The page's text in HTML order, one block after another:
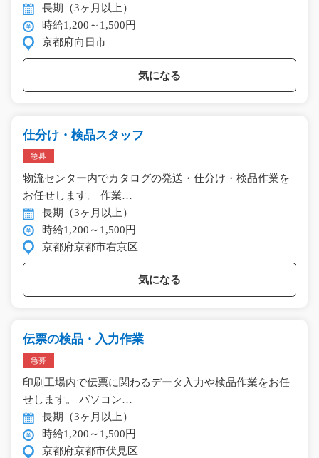
長期（3ヶ月以上）
時給1,200～1,500円
京都府向日市
気になる
仕分け・検品スタッフ
急募
物流センター内でカタログの発送・仕分け・検品作業を
お任せします。 作業…
長期（3ヶ月以上）
時給1,200～1,500円
京都府京都市右京区
気になる
伝票の検品・入力作業
急募
印刷工場内で伝票に関わるデータ入力や検品作業をお任
せします。 パソコン…
長期（3ヶ月以上）
時給1,200～1,500円
京都府京都市伏見区